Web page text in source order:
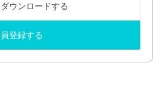
ウンロードする
登録する